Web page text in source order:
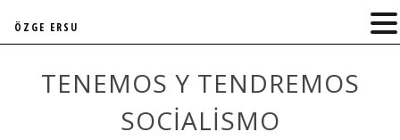
TENEMOS Y TENDREMOS
SOCIALISMO
ÖZGE ERSU